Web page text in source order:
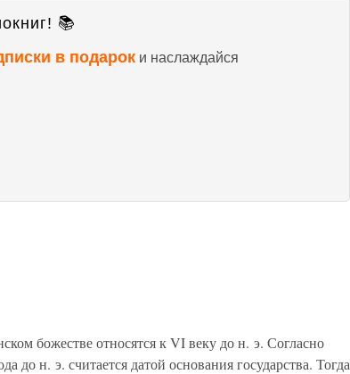
📚
в подарок и наслаждайся
божестве относятся к VI веку до н. э. Согласно
до н. э. считается датой основания государства. Тогда